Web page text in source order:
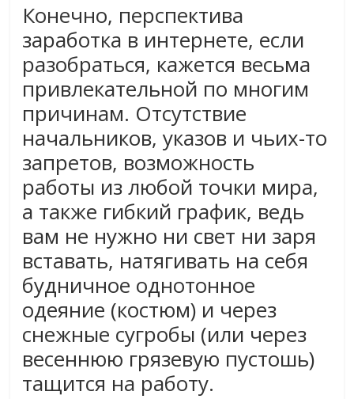
Конечно, перспектива
заработка в интернете, если
разобраться, кажется весьма
привлекательной по многим
причинам. Отсутствие
начальников, указов и чьих-то
запретов, возможность
работы из любой точки мира,
а также гибкий график, ведь
вам не нужно ни свет ни заря
вставать, натягивать на себя
будничное однотонное
одеяние (костюм) и через
снежные сугробы (или через
весеннюю грязевую пустошь)
тащится на работу.